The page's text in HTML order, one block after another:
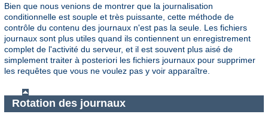
Bien que nous venions de montrer que la journalisation
conditionnelle est souple et très puissante, cette méthode de
contrôle du contenu des journaux n'est pas la seule. Les fichiers
journaux sont plus utiles quand ils contiennent un enregistrement
complet de l'activité du serveur, et il est souvent plus aisé de
simplement traiter à posteriori les fichiers journaux pour supprimer
les requêtes que vous ne voulez pas y voir apparaître.
Rotation des journaux